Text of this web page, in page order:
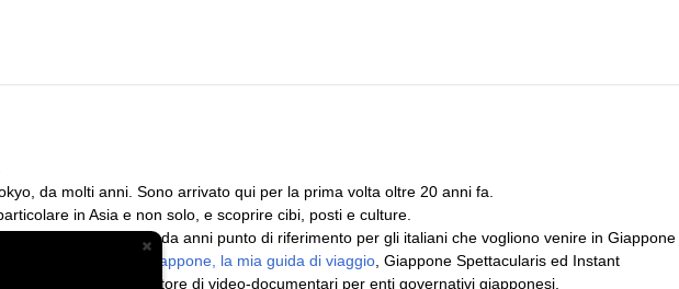
da molti anni. Sono arrivato qui per la prima volta oltre 20 anni fa.
in Asia e non solo, e scoprire cibi, posti e culture.
e GiappoLife. Sono da anni punto di riferimento per gli italiani che vogliono venire in Giappone
Giappone, la mia guida di viaggio , Giappone Spettacularis ed Instant
Feltrinelli) e produttore di video-documentari per enti governativi giapponesi.